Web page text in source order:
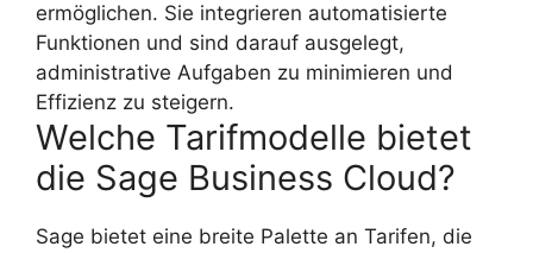
ermöglichen. Sie integrieren automatisierte
Funktionen und sind darauf ausgelegt,
administrative Aufgaben zu minimieren und
Effizienz zu steigern.
Welche Tarifmodelle bietet
die Sage Business Cloud?
Sage bietet eine breite Palette an Tarifen, die